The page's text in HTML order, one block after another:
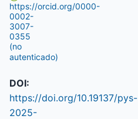
https://orcid.org/0000-
0002-
3007-
0355
(no
autenticado)
DOI:
https://doi.org/10.19137/pys-
2025-